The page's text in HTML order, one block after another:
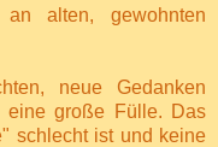
alten, gewohnten
neue Gedanken
eine große Fülle. Das
schlecht ist und keine